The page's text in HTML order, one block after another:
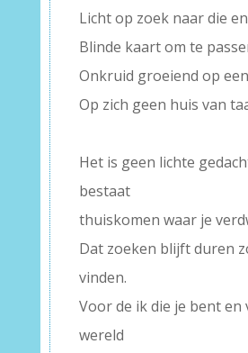
Licht op zoek naar die
Blinde kaart om te
Onkruid groeiend op
Op zich geen huis van
Het is geen lichte
bestaat
thuiskomen waar je
Dat zoeken blijft duren
vinden.
Voor de ik die je bent en
wereld